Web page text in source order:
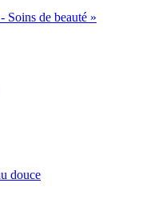
Soins de beauté »
douce